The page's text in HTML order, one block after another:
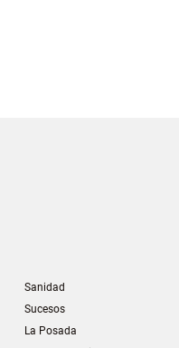
Sanidad
Sucesos
La Posada